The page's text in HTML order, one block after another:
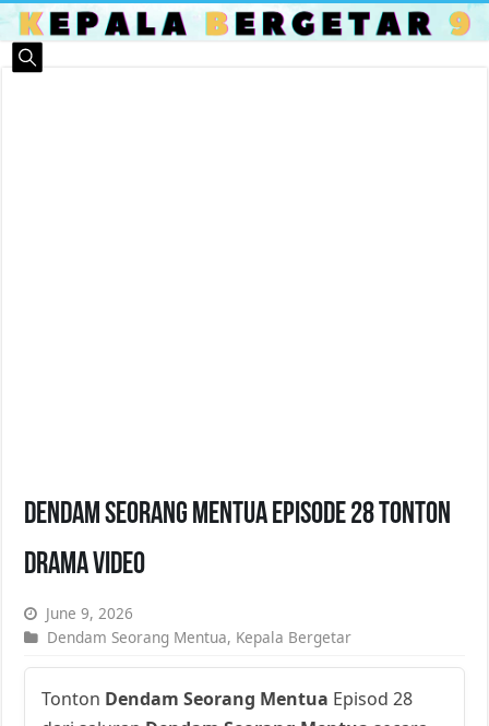
Dendam Seorang Mentua Episode 28 Tonton
Drama Video
June 9, 2026
Dendam Seorang Mentua, Kepala Bergetar
Tonton Dendam Seorang Mentua Episod 28